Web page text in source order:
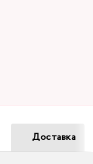
Доставка